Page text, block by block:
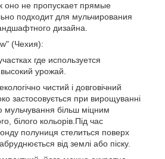
оно не пропускает прямые
подходит для мульчирования
дизайна.
(Чехия):
где используется
урожай.
чистий і довговічний
застосовується при вирощуванні
мульчування більш міцним
білого кольорів.Під час
полуниця стелиться поверх
від землі або піску.